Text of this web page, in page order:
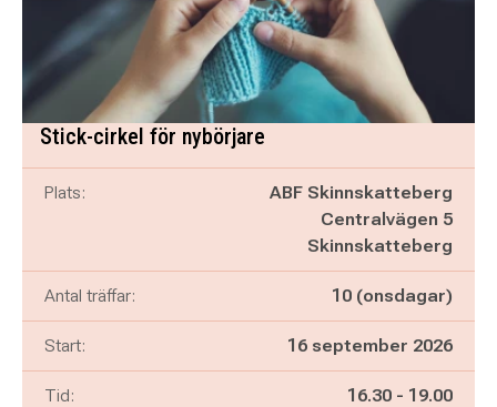
Stick-cirkel för nybörjare
Plats:
ABF Skinnskatteberg
Centralvägen 5
Skinnskatteberg
Antal träffar: 10 (onsdagar)
Start: 16 september 2026
Tid: Pågår mellan
16.30 - och
19.00